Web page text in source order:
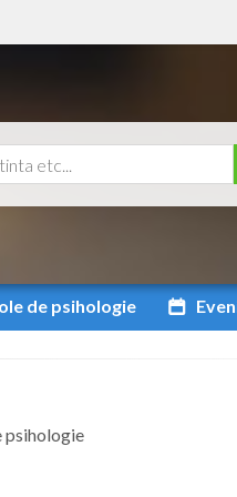
de psihologie
psihologie